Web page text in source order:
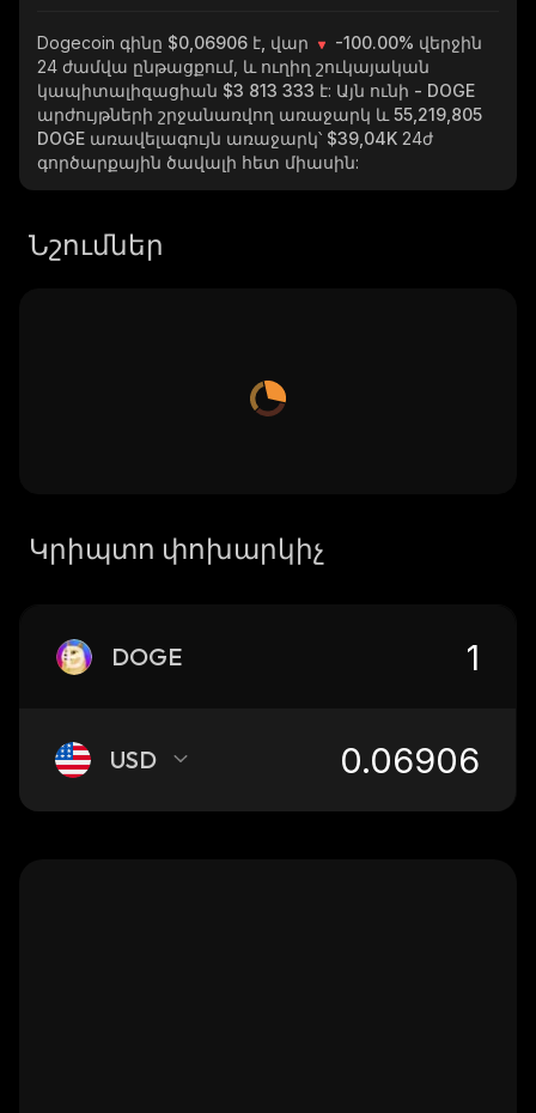
Dogecoin գինը $0,06906 է, վար -100.00% վերջին
24 ժամվա ընթացքում, և ուղիղ շուկայական
կապիտալիզացիան $3 813 333 է: Այն ունի - DOGE
արժույթների շրջանառվող առաջարկ և 55,219,805
DOGE առավելագույն առաջարկ՝ $39,04K 24ժ
գործարքային ծավալի հետ միասին:
Նշումներ
Կրիպտո փոխարկիչ
DOGE
USD